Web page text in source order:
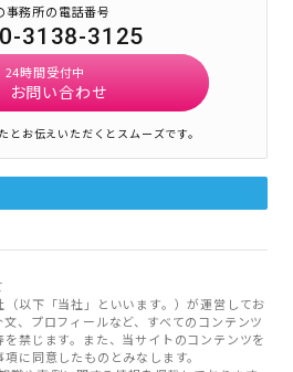
事務所の電話番号
3138-3125
24時間受付中
お問い合わせ
お伝えいただくとスムーズです。
以下「当社」といいます。）が運営してお
、プロフィールなど、すべてのコンテンツ
禁じます。また、当サイトのコンテンツを
に同意したものとみなします。